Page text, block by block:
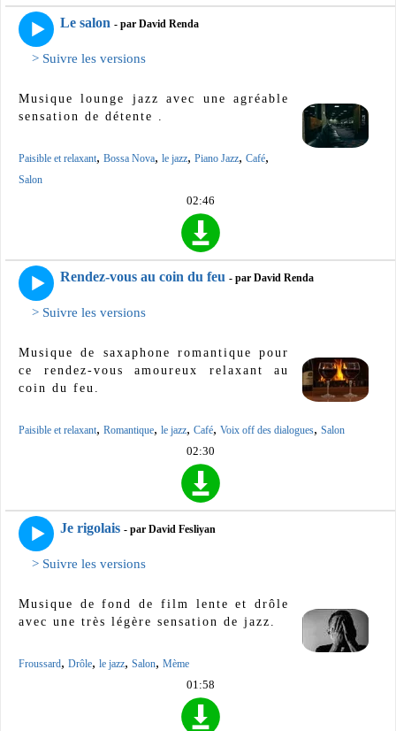
Le salon - par David Renda
> Suivre les versions
Musique lounge jazz avec une agréable
sensation de détente .
Paisible et relaxant, Bossa Nova, le jazz, Piano Jazz, Café,
Salon
02:46
Rendez-vous au coin du feu - par David Renda
> Suivre les versions
Musique de saxaphone romantique pour
ce rendez-vous amoureux relaxant au
coin du feu.
Paisible et relaxant, Romantique, le jazz, Café, Voix off des dialogues, Salon
02:30
Je rigolais - par David Fesliyan
> Suivre les versions
Musique de fond de film lente et drôle
avec une très légère sensation de jazz.
Froussard, Drôle, le jazz, Salon, Mème
01:58